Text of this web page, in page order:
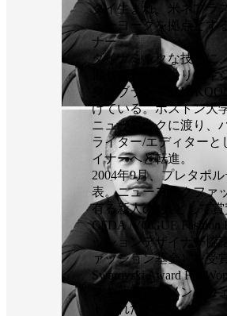
タイ生まれ、米ネブラ
ューヨークを拠点とす
ナー。
ダイナミックな技巧に
混ぜ合わせるクリエイ
身のブランド
けている。ボストン大
ニューヨークに渡り、
ライター/エディター
イナーへと転進。
2004年9月、プレタポ
表。ニューヨークファ
有る新人の1人として
CFDA /VOGUE Fashion
ッションデザイナー協
ァッション基金）を受
Swarovski Award For
スキー賞ウィメンズウ
トされた。